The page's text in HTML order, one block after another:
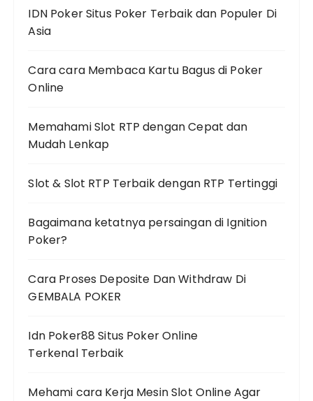
IDN Poker Situs Poker Terbaik dan Populer Di
Asia
Cara cara Membaca Kartu Bagus di Poker
Online
Memahami Slot RTP dengan Cepat dan
Mudah Lenkap
Slot & Slot RTP Terbaik dengan RTP Tertinggi
Bagaimana ketatnya persaingan di Ignition
Poker?
Cara Proses Deposite Dan Withdraw Di
GEMBALA POKER
Idn Poker88 Situs Poker Online
Terkenal Terbaik
Mehami cara Kerja Mesin Slot Online Agar